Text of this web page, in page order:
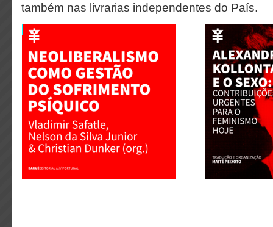
também nas livrarias independentes do País.